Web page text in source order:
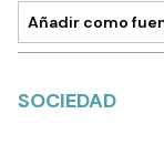
Añadir como
SOCIEDAD